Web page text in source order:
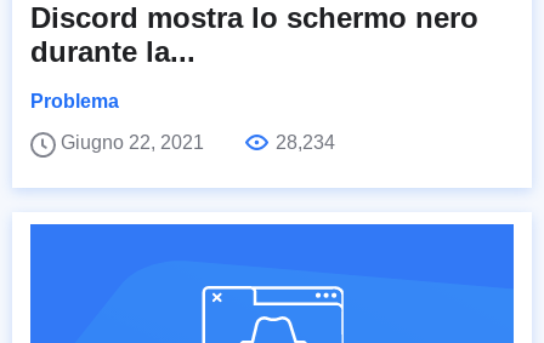
Discord mostra lo schermo nero
durante la...
Problema
Giugno 22, 2021
28,234